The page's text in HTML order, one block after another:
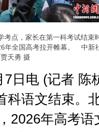
考点，家长在第一科考试结束
年全国高考拉开帷幕。 中新
天勇 摄
电 (记者 陈
科语文结束。
2026年高考语